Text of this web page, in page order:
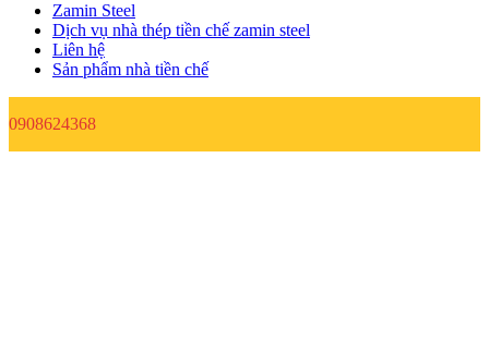
Zamin Steel
Dịch vụ nhà thép tiền chế zamin steel
Liên hệ
Sản phẩm nhà tiền chế
0908624368